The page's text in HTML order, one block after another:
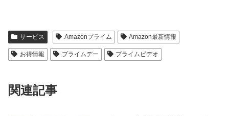
サービス Amazonプライム Amazon最新情報
お得情報 プライムデー プライムビデオ
関連記事